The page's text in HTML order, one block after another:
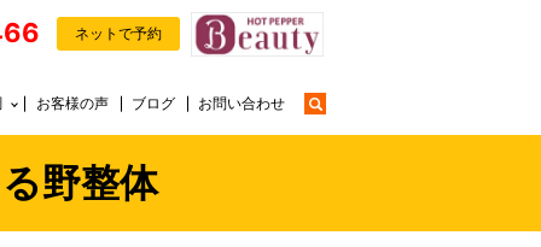
お客様の声 ブログ お問い合わせ
ネットで予約
野整体